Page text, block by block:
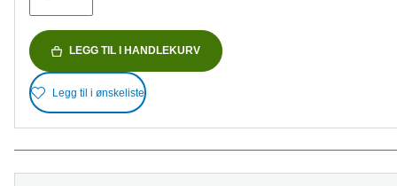
LEGG TIL I HANDLEKURV
Legg til i ønskeliste